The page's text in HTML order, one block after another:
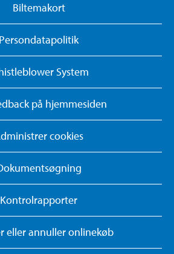
Biltemakort
Persondatapolitik
System
på hjemmesiden
cookies
Kontrolrapporter
eller annuller onlinekøb